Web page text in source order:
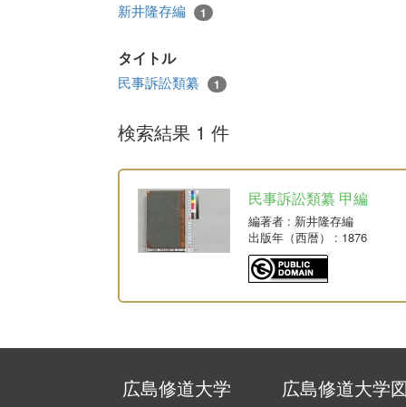
新井隆存編 1
タイトル
民事訴訟類纂 1
検索結果 1 件
民事訴訟類纂 甲編
編著者 : 新井隆存編
出版年（西暦）
: 1876
広島修道大学 広島修道大学